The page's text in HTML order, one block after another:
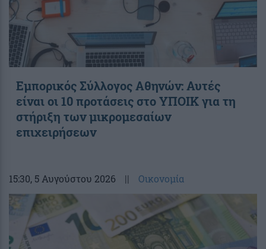
Εμπορικός Σύλλογος Αθηνών: Αυτές
είναι οι 10 προτάσεις στο ΥΠΟΙΚ για τη
στήριξη των μικρομεσαίων
επιχειρήσεων
15:30, 5 Αυγούστου 2026 || Οικονομία